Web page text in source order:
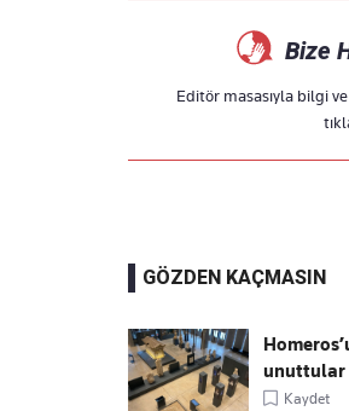
Bize
Editör masasıyla bilgi
GÖZDEN KAÇMASIN
unuttular
Kaydet